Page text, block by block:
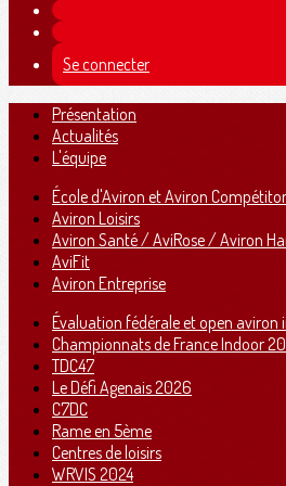
Se connecter
Présentation
Actualités
L'équipe
École d'Aviron et Aviron
Aviron Loisirs
Aviron Santé / AviRose / Aviron
AviFit
Aviron Entreprise
Évaluation fédérale et open aviron
Championnats de France Indoor
TDC47
Le Défi Agenais 2026
C7DC
Rame en 5ème
Centres de loisirs
WRVIS 2024